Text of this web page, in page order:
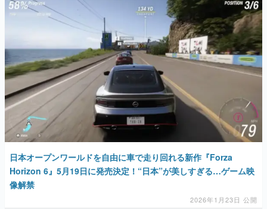
日本オープンワールドを自由に車で走り回れる新作『Forza
Horizon 6』5月19日に発売決定！“日本”が美しすぎる…ゲーム映
像解禁
2026年1月23日 公開